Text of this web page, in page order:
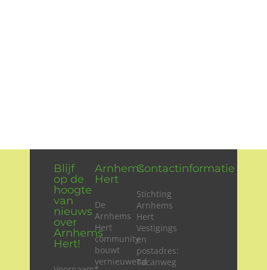
Blijf
op de
hoogte
van
nieuws
over
Arnhems
Hert!
Arnhems
Hert
De
Arnhems
Hert
community
bouwt
vernieuwend
Contactinformatie
Stichting
Arnhems
Hert
Vestigings
en
postadres:
Tacanweg